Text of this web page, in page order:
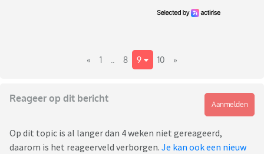
« 1 8 9 10 »
Reageer op dit bericht
Aanmelden
Op dit topic is al langer dan 4 weken niet gereageerd,
daarom is het reageerveld verborgen. Je kan ook een nieuw